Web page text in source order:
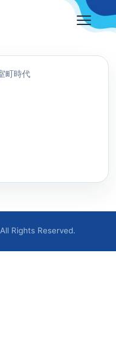
町時代
Rights Reserved.